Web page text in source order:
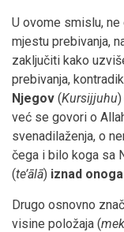
U ovome smislu,
mjestu prebivanja,
zaključiti kako
prebivanja,
Njegov (Kursijjuhu)
već se govori o
svenadilaženja, o
čega i bilo koga sa
(te’ālā) iznad
Drugo osnovno
visine položaja (